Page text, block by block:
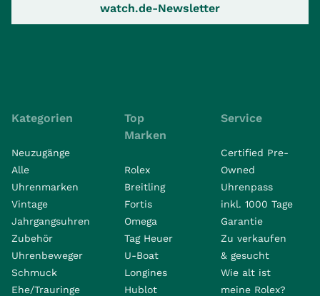
watch.de-Newsletter
Kategorien
Neuzugänge
Alle
Uhrenmarken
Vintage
Jahrgangsuhren
Zubehör
Uhrenbeweger
Schmuck
Ehe/Trauringe
Top
Marken
Rolex
Breitling
Fortis
Omega
Tag Heuer
U-Boat
Longines
Hublot
Service
Certified Pre-
Owned
Uhrenpass
inkl. 1000 Tage
Garantie
Zu verkaufen
& gesucht
Wie alt ist
meine Rolex?